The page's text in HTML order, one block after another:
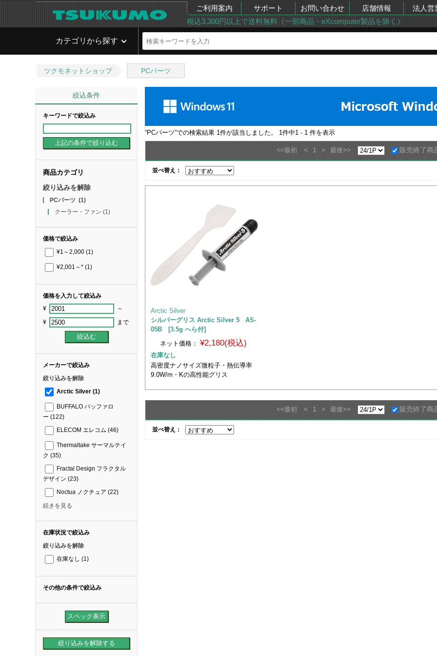
ご利用案内 サポート お問い合わせ 店舗情報 法人営
税込3,300円以上で送料無料（一部商品・eXcomputer製品を除く）
カテゴリから探す
ツクモネットショップ PCパーツ
絞込条件
キーワードで絞込み
商品カテゴリ
絞り込みを解除
PCパーツ (1)
クーラー・ファン (1)
価格で絞込み
¥1～2,000 (1)
¥2,001～* (1)
価格を入力して絞込み
¥ ～
¥ まで
メーカーで絞込み
絞り込みを解除
Arctic Silver (1)
BUFFALO バッファロ
ー (122)
ELECOM エレコム (46)
Thermaltake サーマルテイ
ク (35)
Fractal Design フラクタル
デザイン (23)
Noctua ノクチュア (22)
続きを見る
在庫状況で絞込み
絞り込みを解除
在庫なし (1)
その他の条件で絞込み
“PCパーツ”での検索結果 1 件が該当しました。 1 件中1 - 1 件を表示
<<最初 < 1 > 最後>> 販売終了商
並べ替え：
Arctic Silver
シルバーグリス Arctic Silver 5 AS-
05B [3.5g へら付]
ネット価格： ¥2,180(税込)
在庫なし
高密度ナノサイズ微粒子・熱伝導率
9.0W/m・Kの高性能グリス
<<最初 < 1 > 最後>> 販売終了商
並べ替え：